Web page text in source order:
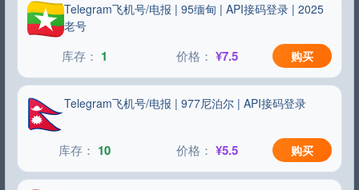
Telegram飞机号/电报 | 95缅甸 | API接码登录 | 2025
老号
¥7.5
1 购买
Telegram飞机号/电报 | 977尼泊尔 | API接码登录
¥5.5
10 购买